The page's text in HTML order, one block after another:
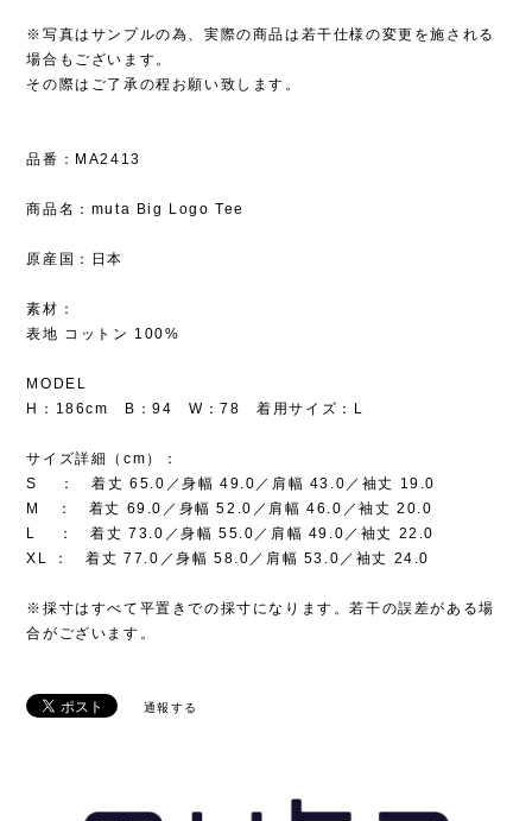
※写真はサンプルの為、実際の商品は若干仕様の変更を施される
場合もございます。
その際はご了承の程お願い致します。
品番：MA2413
商品名：muta Big Logo Tee
原産国：日本
素材：
表地 コットン 100%
MODEL
H：186cm B：94 W：78 着用サイズ：L
サイズ詳細（cm）：
S ： 着丈 65.0／身幅 49.0／肩幅 43.0／袖丈 19.0
M ： 着丈 69.0／身幅 52.0／肩幅 46.0／袖丈 20.0
L ： 着丈 73.0／身幅 55.0／肩幅 49.0／袖丈 22.0
XL ： 着丈 77.0／身幅 58.0／肩幅 53.0／袖丈 24.0
※採寸はすべて平置きでの採寸になります。若干の誤差がある場
合がございます。
通報する